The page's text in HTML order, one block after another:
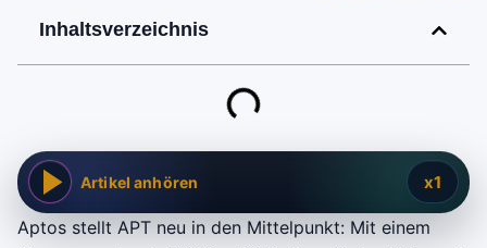
Inhaltsverzeichnis
Artikel anhören x1
Aptos stellt APT neu in den Mittelpunkt: Mit einem